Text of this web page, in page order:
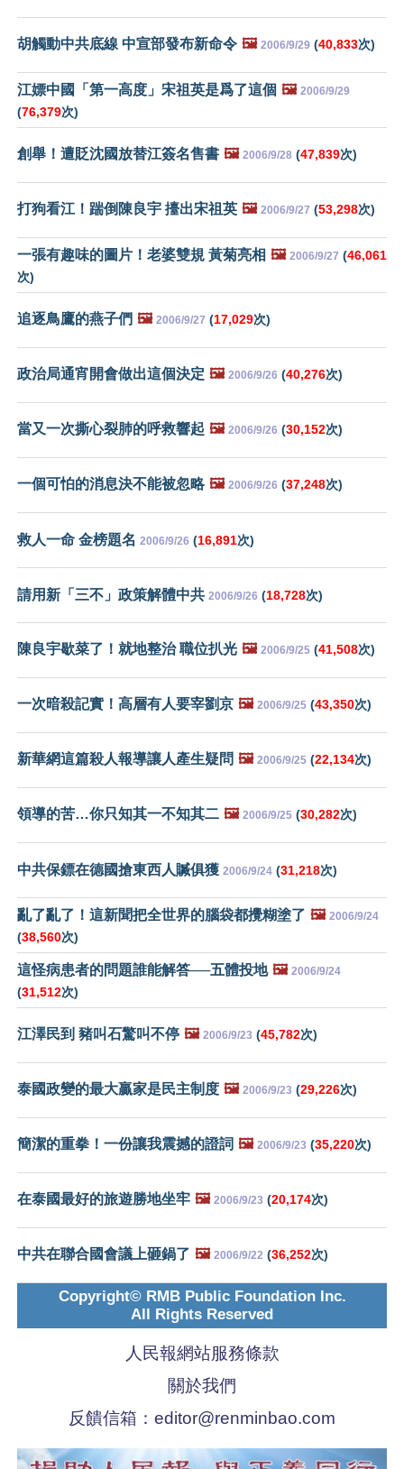
胡觸動中共底線 中宣部發布新命令 🖼️ 2006/9/29 (40,833次)
江嫖中國「第一高度」宋祖英是爲了這個 🖼️ 2006/9/29
(76,379次)
創舉！遭貶沈國放替江簽名售書 🖼️ 2006/9/28 (47,839次)
打狗看江！踹倒陳良宇 擡出宋祖英 🖼️ 2006/9/27 (53,298次)
一張有趣味的圖片！老婆雙規 黃菊亮相 🖼️ 2006/9/27 (46,061
次)
追逐鳥鷹的燕子們 🖼️ 2006/9/27 (17,029次)
政治局通宵開會做出這個決定 🖼️ 2006/9/26 (40,276次)
當又一次撕心裂肺的呼救響起 🖼️ 2006/9/26 (30,152次)
一個可怕的消息決不能被忽略 🖼️ 2006/9/26 (37,248次)
救人一命 金榜題名 2006/9/26 (16,891次)
請用新「三不」政策解體中共 2006/9/26 (18,728次)
陳良宇歇菜了！就地整治 職位扒光 🖼️ 2006/9/25 (41,508次)
一次暗殺記實！高層有人要宰劉京 🖼️ 2006/9/25 (43,350次)
新華網這篇殺人報導讓人產生疑問 🖼️ 2006/9/25 (22,134次)
領導的苦…你只知其一不知其二 🖼️ 2006/9/25 (30,282次)
中共保鏢在德國搶東西人贓俱獲 2006/9/24 (31,218次)
亂了亂了！這新聞把全世界的腦袋都攪糊塗了 🖼️ 2006/9/24
(38,560次)
這怪病患者的問題誰能解答──五體投地 🖼️ 2006/9/24
(31,512次)
江澤民到 豬叫石驚叫不停 🖼️ 2006/9/23 (45,782次)
泰國政變的最大贏家是民主制度 🖼️ 2006/9/23 (29,226次)
簡潔的重拳！一份讓我震撼的證詞 🖼️ 2006/9/23 (35,220次)
在泰國最好的旅遊勝地坐牢 🖼️ 2006/9/23 (20,174次)
中共在聯合國會議上砸鍋了 🖼️ 2006/9/22 (36,252次)
Copyright© RMB Public Foundation Inc.
All Rights Reserved
人民報網站服務條款
關於我們
反饋信箱： editor@renminbao.com